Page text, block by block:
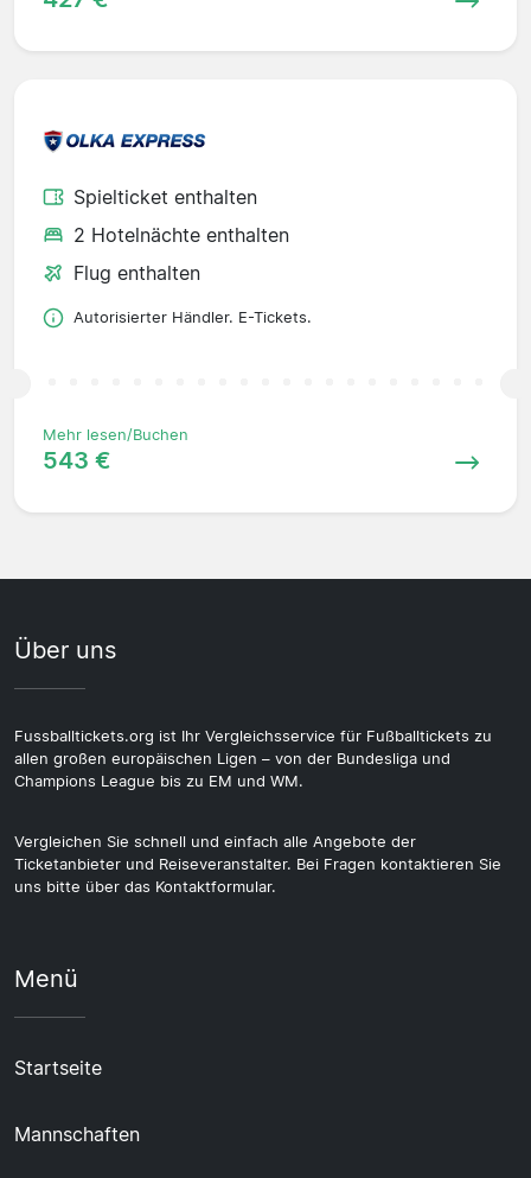
Spielticket enthalten
2 Hotelnächte enthalten
Flug enthalten
Autorisierter Händler. E-Tickets.
Mehr lesen/Buchen
543 €
Über uns
Fussballtickets.org ist Ihr Vergleichsservice für Fußballtickets zu
allen großen europäischen Ligen – von der Bundesliga und
Champions League bis zu EM und WM.
Vergleichen Sie schnell und einfach alle Angebote der
Ticketanbieter und Reiseveranstalter. Bei Fragen kontaktieren Sie
uns bitte über das Kontaktformular.
Menü
Startseite
Mannschaften